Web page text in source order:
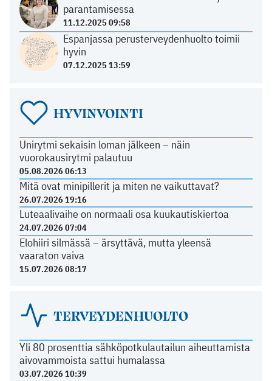
parantamisessa
11.12.2025 09:58
Espanjassa perusterveydenhuolto toimii
hyvin
07.12.2025 13:59
HYVINVOINTI
Unirytmi sekaisin loman jälkeen – näin
vuorokausirytmi palautuu
05.08.2026 06:13
Mitä ovat minipillerit ja miten ne vaikuttavat?
26.07.2026 19:16
Luteaalivaihe on normaali osa kuukautiskiertoa
24.07.2026 07:04
Elohiiri silmässä – ärsyttävä, mutta yleensä
vaaraton vaiva
15.07.2026 08:17
TERVEYDENHUOLTO
Yli 80 prosenttia sähköpotkulautailun aiheuttamista
aivovammoista sattui humalassa
03.07.2026 10:39